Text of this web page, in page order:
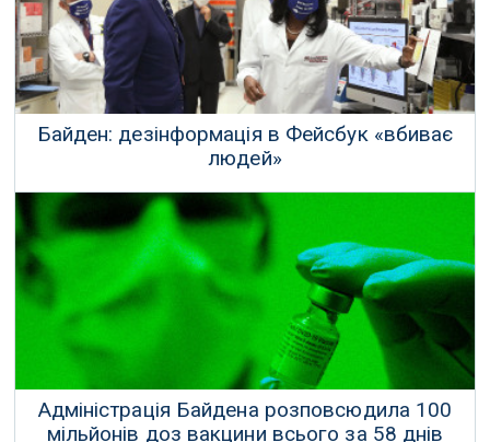
Байден: дезінформація в Фейсбук «вбиває
людей»
Білий дім розкритикував соціальну мережу Фейсбук за поширення
дезінформації про COVID-19.
19 Липня 2021 р.
Адміністрація Байдена розповсюдила 100
мільйонів доз вакцини всього за 58 днів